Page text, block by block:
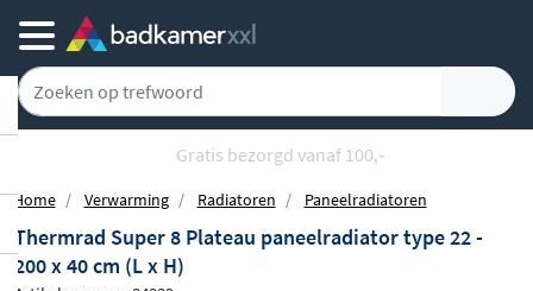
Gratis bezorgd vanaf 100,-
Home Verwarming Radiatoren Paneelradiatoren
Thermrad Super 8 Plateau paneelradiator type 22 -
200 x 40 cm (L x H)